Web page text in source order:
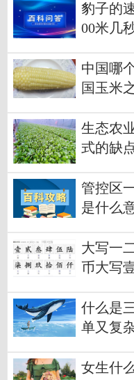
豹子的
00米几
中国哪
国玉米
生态农
式的缺
管控区
是什么
大写一
币大写
什么是
单又复
女生什